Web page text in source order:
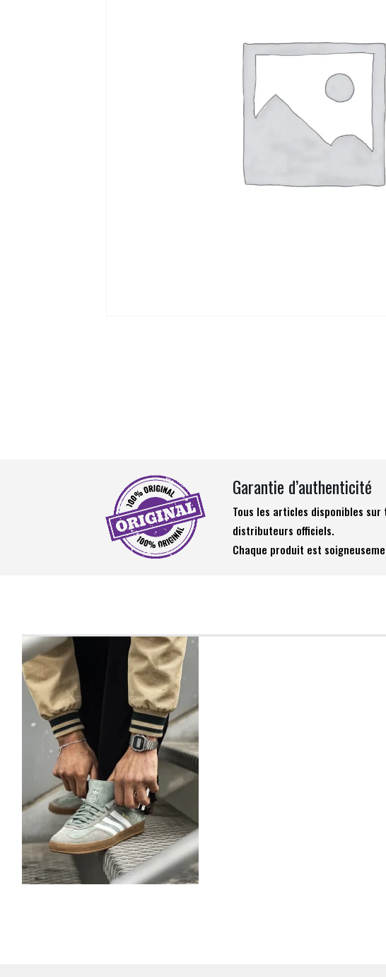
Garantie d’authenticité
Tous les articles disponibles
distributeurs officiels.
Chaque produit est